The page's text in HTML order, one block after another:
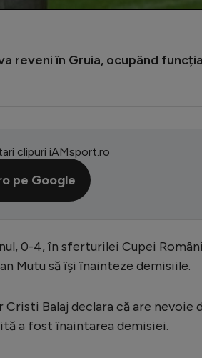
reveni în Gruia, ocupând funcția
clipuri iAMsport.ro
pe Google
0-4, în sferturilei Cupei
Mutu să își înainteze demisiile.
Balaj declara că are nevoie
a fost înaintarea demisiei.